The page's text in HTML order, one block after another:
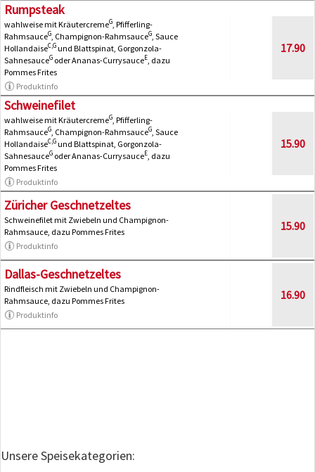
Rumpsteak
wahlweise mit KräutercremeG , Pfifferling-
RahmsauceG , Champignon-RahmsauceG , Sauce
HollandaiseC,Gund Blattspinat, Gorgonzola-
SahnesauceG oder Ananas-CurrysauceE , dazu
Pommes Frites
Produktinfo
17.90
Schweinefilet
wahlweise mit KräutercremeG , Pfifferling-
RahmsauceG , Champignon-RahmsauceG , Sauce
HollandaiseC,Gund Blattspinat, Gorgonzola-
SahnesauceG oder Ananas-CurrysauceE , dazu
Pommes Frites
Produktinfo
15.90
Züricher Geschnetzeltes
Schweinefilet mit Zwiebeln und Champignon-
Rahmsauce, dazu Pommes Frites
Produktinfo
15.90
Dallas-Geschnetzeltes
Rindfleisch mit Zwiebeln und Champignon-
Rahmsauce, dazu Pommes Frites
Produktinfo
16.90
Unsere Speisekategorien: